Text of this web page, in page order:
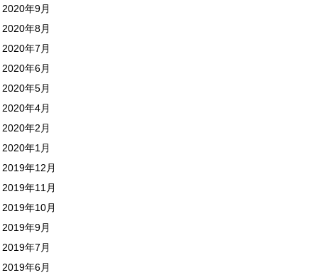
2020年9月
2020年8月
2020年7月
2020年6月
2020年5月
2020年4月
2020年2月
2020年1月
2019年12月
2019年11月
2019年10月
2019年9月
2019年7月
2019年6月